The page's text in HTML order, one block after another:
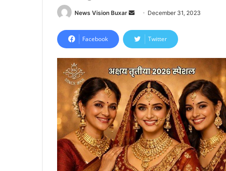
News Vision Buxar
n
d
a
n
e
m
a
i
l
December 31, 2023
Facebook Twitter